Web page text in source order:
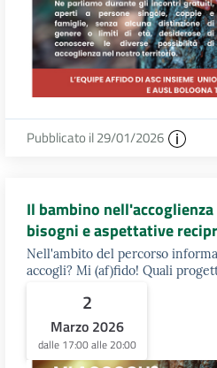
Pubblicato il 29/01/2026
Il bambino
bisogni e aspettative
Nell'ambito del percorso
accogli? Mi (af)fido! Quali
2
Marzo 2026
dalle 17:00 alle 20:00